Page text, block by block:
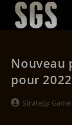
Nouveau
pour 2022
Strategy